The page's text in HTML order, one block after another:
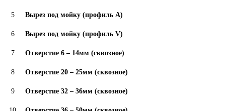
5 Вырез под мойку (профиль А)
6 Вырез под мойку (профиль V)
7 Отверстие 6 – 14мм (сквозное)
8 Отверстие 20 – 25мм (сквозное)
9 Отверстие 32 – 36мм (сквозное)